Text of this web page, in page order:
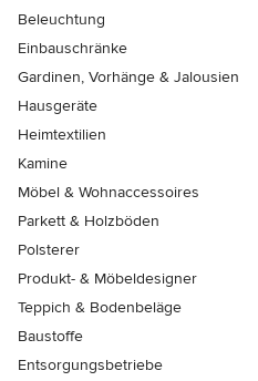
Beleuchtung
Einbauschränke
Gardinen, Vorhänge & Jalousien
Hausgeräte
Heimtextilien
Kamine
Möbel & Wohnaccessoires
Parkett & Holzböden
Polsterer
Produkt- & Möbeldesigner
Teppich & Bodenbeläge
Baustoffe
Entsorgungsbetriebe